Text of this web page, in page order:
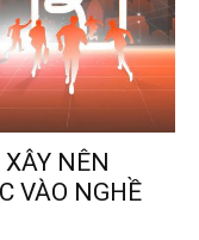
NÊN
VÀO NGHỀ